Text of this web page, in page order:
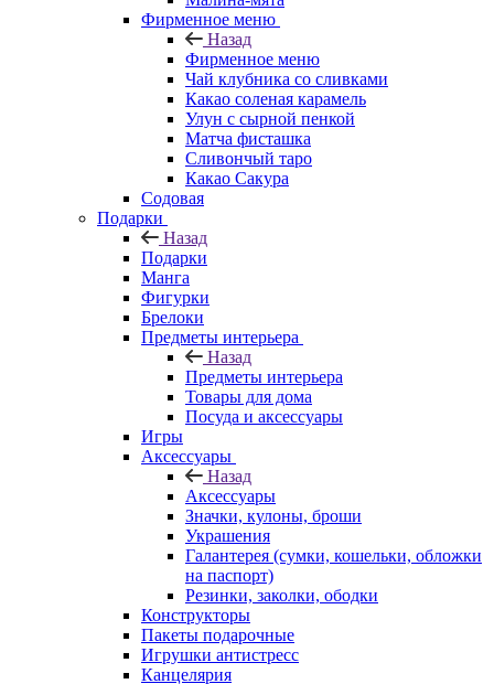
Фирменное меню
Назад
Фирменное меню
Чай клубника со сливками
Какао соленая карамель
Улун с сырной пенкой
Матча фисташка
Сливончый таро
Какао Сакура
Содовая
Подарки
Назад
Подарки
Манга
Фигурки
Брелоки
Предметы интерьера
Назад
Предметы интерьера
Товары для дома
Посуда и аксессуары
Игры
Аксессуары
Назад
Аксессуары
Значки, кулоны, броши
Украшения
Галантерея (сумки, кошельки, обложки
на паспорт)
Резинки, заколки, ободки
Конструкторы
Пакеты подарочные
Игрушки антистресс
Канцелярия